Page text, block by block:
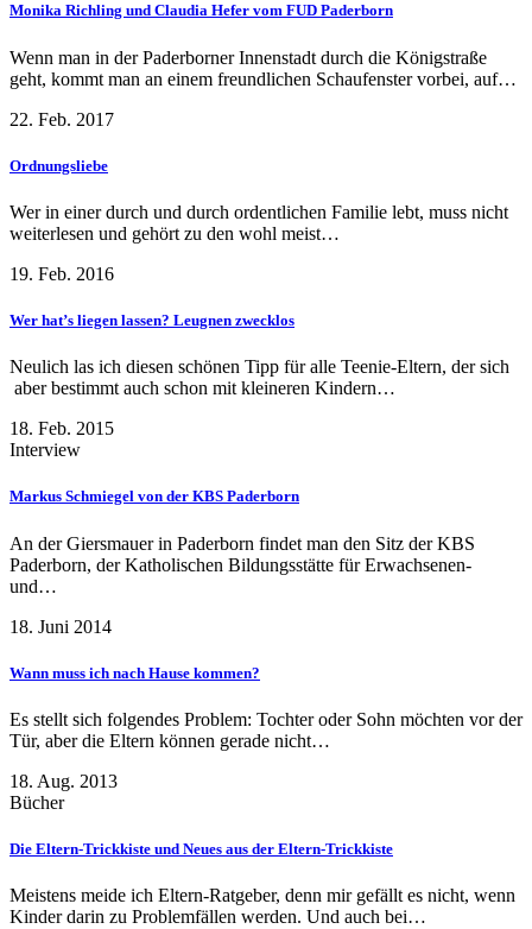
Monika Richling und Claudia Hefer vom FUD Paderborn
Wenn man in der Paderborner Innenstadt durch die Königstraße
geht, kommt man an einem freundlichen Schaufenster vorbei, auf…
22. Feb. 2017
Ordnungsliebe
Wer in einer durch und durch ordentlichen Familie lebt, muss nicht
weiterlesen und gehört zu den wohl meist…
19. Feb. 2016
Wer hat’s liegen lassen? Leugnen zwecklos
Neulich las ich diesen schönen Tipp für alle Teenie-Eltern, der sich
aber bestimmt auch schon mit kleineren Kindern…
18. Feb. 2015
Interview
Markus Schmiegel von der KBS Paderborn
An der Giersmauer in Paderborn findet man den Sitz der KBS
Paderborn, der Katholischen Bildungsstätte für Erwachsenen-
und…
18. Juni 2014
Wann muss ich nach Hause kommen?
Es stellt sich folgendes Problem: Tochter oder Sohn möchten vor der
Tür, aber die Eltern können gerade nicht…
18. Aug. 2013
Bücher
Die Eltern-Trickkiste und Neues aus der Eltern-Trickkiste
Meistens meide ich Eltern-Ratgeber, denn mir gefällt es nicht, wenn
Kinder darin zu Problemfällen werden. Und auch bei…